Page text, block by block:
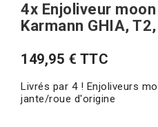
4x Enjoliveur
Karmann GHIA,
149,95 € TTC
Livrés par 4 ! Enjoliveurs
jante/roue d'origine